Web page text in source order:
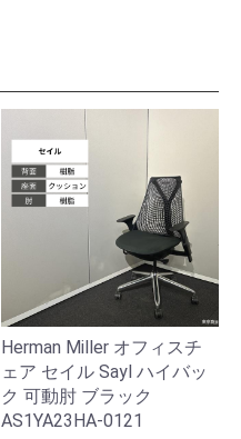
Herman Miller オフィスチ
ェア セイル Sayl ハイバッ
ク 可動肘 ブラック
AS1YA23HA-0121